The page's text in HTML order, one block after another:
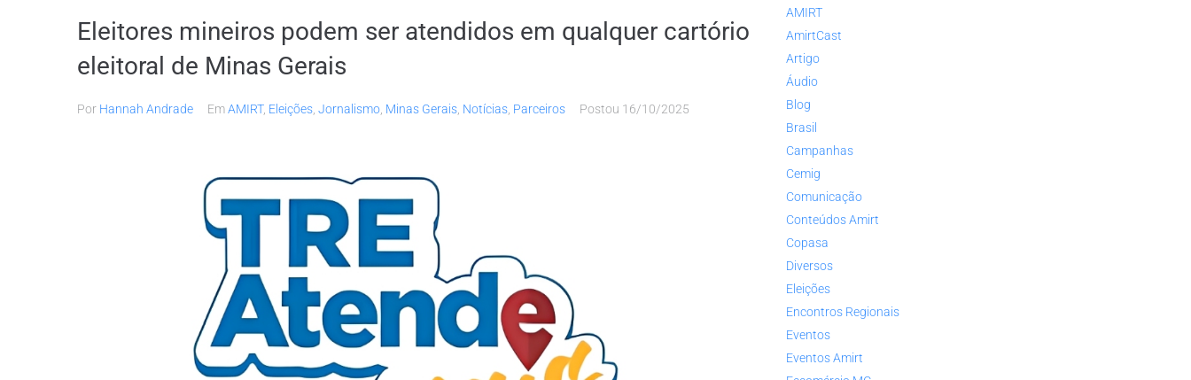
Eleitores mineiros podem ser atendidos em qualquer cartório
eleitoral de Minas Gerais
Por Hannah Andrade EmAMIRT, Eleições Jornalismo Minas Gerais Notícias Parceiros Postou 16/10/2025
AMIRT
AmirtCast
Artigo
Áudio
Blog
Brasil
Campanhas
Cemig
Comunicação
Conteúdos Amirt
Copasa
Diversos
Eleições
Encontros Regionais
Eventos
Eventos Amirt